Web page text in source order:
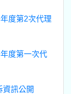
度第2次代理
度第一次代
資訊公開